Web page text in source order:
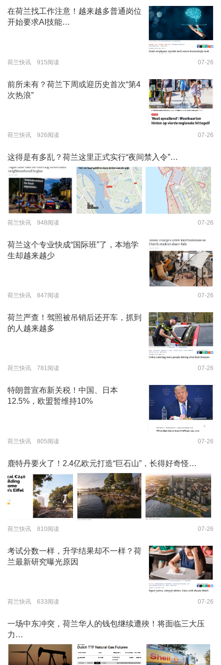
在荷兰找工作注意！越来越多普通岗位
开始要求AI技能…
荷兰快讯 915阅读 07-26
前所未有？荷兰下周或迎历史首次“第4
次热浪”
荷兰快讯 926阅读 07-26
这得是有多乱？荷兰这里正式实行“夜间禁入令”…
荷兰快讯 948阅读 07-26
荷兰这个专业快成“国际班”了，本地学
生却越来越少
荷兰快讯 847阅读 07-26
荷兰严查！驾照被吊销后还开车，抓到
的人越来越多
荷兰快讯 781阅读 07-26
特朗普宣布新关税！中国、日本
12.5%，欧盟暂维持10%
荷兰快讯 805阅读 07-26
鹿特丹要火了！2.4亿欧元打造“巨石山”，长得好奇怪…
荷兰快讯 810阅读 07-26
考试分数一样，升学结果却不一样？荷
兰最新研究曝光原因
荷兰快讯 633阅读 07-26
一场中东冲突，荷兰华人的钱包继续遭殃！将面临三大压
力…